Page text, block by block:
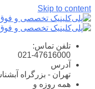
Skip to content
تلفن تماس:
021-47616000
آدرس
تهران - بزرگراه
همه روزه و